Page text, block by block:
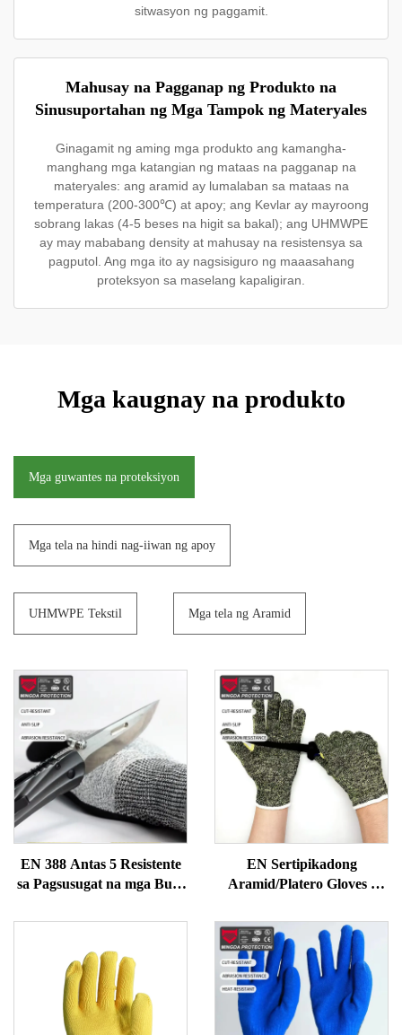
sitwasyon ng paggamit.
Mahusay na Pagganap ng Produkto na
Sinusuportahan ng Mga Tampok ng Materyales
Ginagamit ng aming mga produkto ang kamangha-
manghang mga katangian ng mataas na pagganap na
materyales: ang aramid ay lumalaban sa mataas na
temperatura (200-300℃) at apoy; ang Kevlar ay mayroong
sobrang lakas (4-5 beses na higit sa bakal); ang UHMWPE
ay may mababang density at mahusay na resistensya sa
pagputol. Ang mga ito ay nagsisiguro ng maaasahang
proteksyon sa maselang kapaligiran.
Mga kaugnay na produkto
Mga guwantes na proteksiyon
Mga tela na hindi nag-iiwan ng apoy
UHMWPE Tekstil Mga tela ng Aramid
EN 388 Antas 5 Resistente
sa Pagsusugat na mga Buto
HPPE Work Gloves, Mataas
para sa Mekaniko
EN Sertipikadong
Aramid/Platero Gloves -
Resistant para sa
Pagweld/Oil Gas, Kevlar
Fiber & Wire Composite